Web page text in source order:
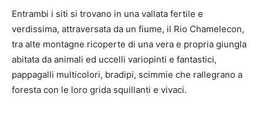
Entrambi i siti si trovano in una vallata fertile e
verdissima, attraversata da un fiume, il Rio Chamelecon,
tra alte montagne ricoperte di una vera e propria giungla
abitata da animali ed uccelli variopinti e fantastici,
pappagalli multicolori, bradipi, scimmie che rallegrano a
foresta con le loro grida squillanti e vivaci.